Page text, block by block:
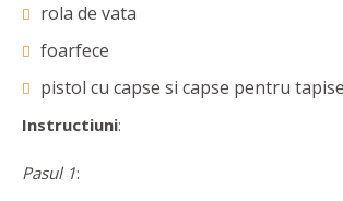
rola de vata
foarfece
pistol cu capse si capse pentru
Instructiuni:
Pasul 1: